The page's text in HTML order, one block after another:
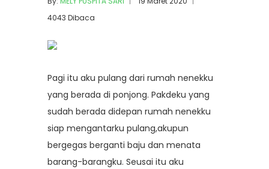
4043 Dibaca
Pagi itu aku pulang dari rumah nenekku
yang berada di ponjong. Pakdeku yang
sudah berada didepan rumah nenekku
siap mengantarku pulang,akupun
bergegas berganti baju dan menata
barang-barangku. Seusai itu aku